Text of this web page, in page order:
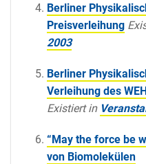
Berliner
Preisverleihung
2003
Berliner
Verleihung des
Existiert in
“May the force be
von Biomolekülen